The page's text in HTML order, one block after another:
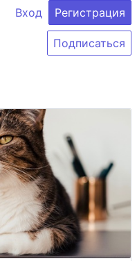
Вход Регистрация
Подписаться